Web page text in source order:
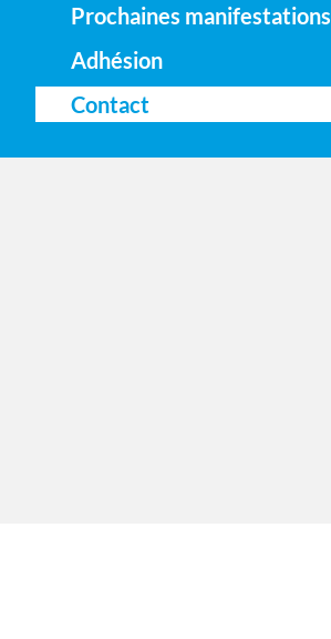
Prochaines manifestations
Adhésion
Contact